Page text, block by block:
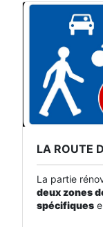
logement, de
prévenu
comme une
vous inscrire
Vous pouvez :
Télécharger
mairie ✔️ Faire
LA ROUTE
La partie
deux zones
spécifiques